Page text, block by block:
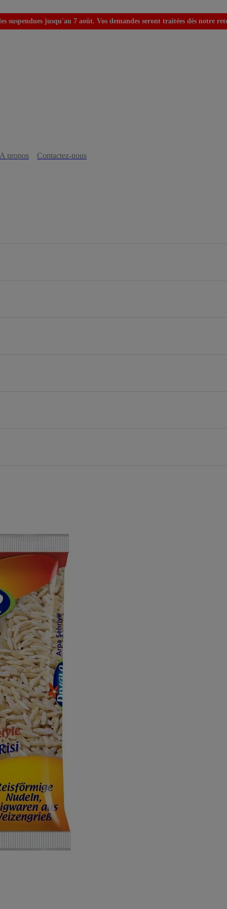
suspendues jusqu'au 7 août. Vos demandes seront traitées dès notre
A propos Contactez-nous